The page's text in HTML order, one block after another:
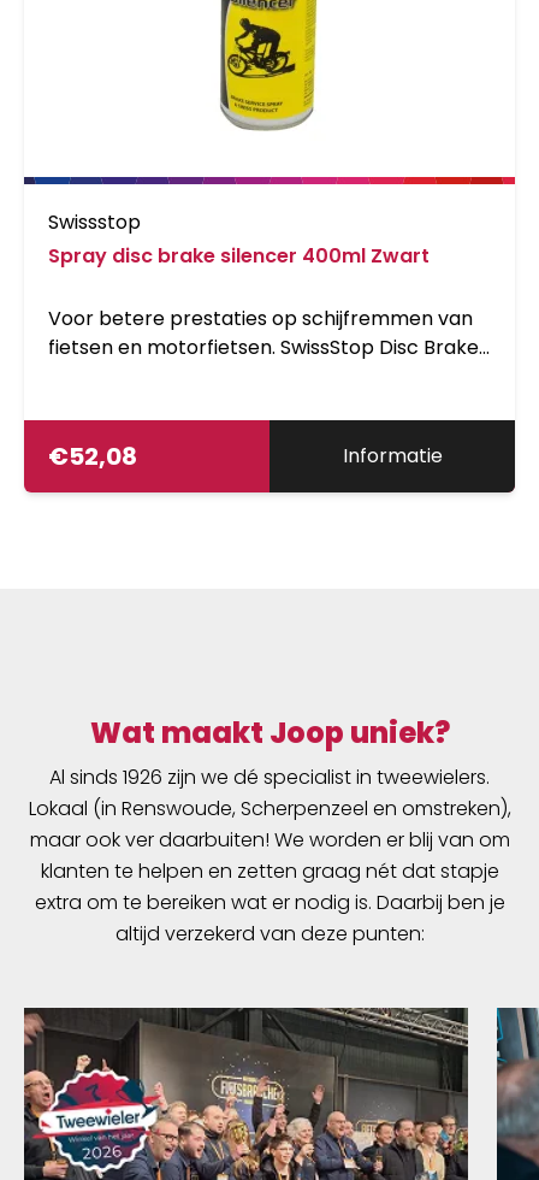
borstels en een schraper om het modder
gemakkelijk weg te kunnen halen. Het is
perfect om je ketting, cassette en tandwielen
mee schoon te maken. - De Muc-Off Wheel
makkelijk je velge...
Swissstop
Spray disc brake silencer 400ml Zwart
Voor betere prestaties op schijfremmen van
fietsen en motorfietsen. SwissStop Disc Brake
€52,08 Informatie
Wat maakt Joop uniek?
Al sinds 1926 zijn we dé specialist in tweewielers.
Lokaal (in Renswoude, Scherpenzeel en omstreken),
maar ook ver daarbuiten! We worden er blij van om
klanten te helpen en zetten graag nét dat stapje
extra om te bereiken wat er nodig is. Daarbij ben je
altijd verzekerd van deze punten: